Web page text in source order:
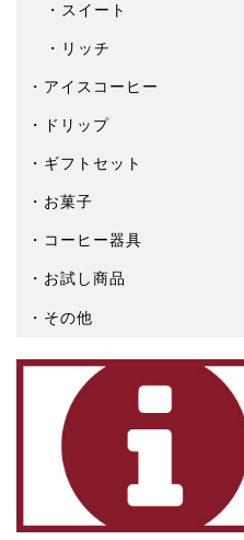
スイート
リッチ
アイスコーヒー
ドリップ
ギフトセット
お菓子
コーヒー器具
お試し商品
その他